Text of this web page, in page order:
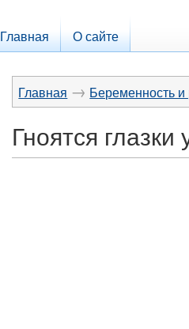
Главная О сайте
Главная → Беременность
Гноятся